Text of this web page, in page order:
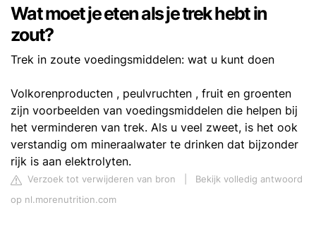
Wat moet je eten als je trek hebt in
zout?
Trek in zoute voedingsmiddelen: wat u kunt doen
Volkorenproducten , peulvruchten , fruit en groenten
zijn voorbeelden van voedingsmiddelen die helpen bij
het verminderen van trek. Als u veel zweet, is het ook
verstandig om mineraalwater te drinken dat bijzonder
rijk is aan elektrolyten.
Verzoek tot verwijderen van bron
Bekijk volledig antwoord
op nl.morenutrition.com